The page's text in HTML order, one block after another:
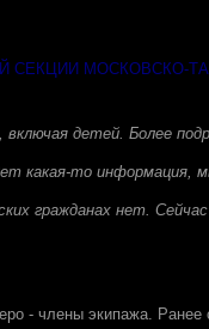
СЕКЦИИ МОСКОВСКО-
детей. Более
какая-то информация,
гражданах нет.
- члены экипажа.